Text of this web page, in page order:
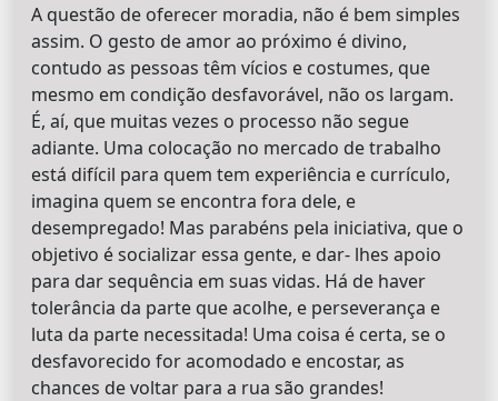
A questão de oferecer moradia, não é bem simples
assim. O gesto de amor ao próximo é divino,
contudo as pessoas têm vícios e costumes, que
mesmo em condição desfavorável, não os largam.
É, aí, que muitas vezes o processo não segue
adiante. Uma colocação no mercado de trabalho
está difícil para quem tem experiência e currículo,
imagina quem se encontra fora dele, e
desempregado! Mas parabéns pela iniciativa, que o
objetivo é socializar essa gente, e dar- lhes apoio
para dar sequência em suas vidas. Há de haver
tolerância da parte que acolhe, e perseverança e
luta da parte necessitada! Uma coisa é certa, se o
desfavorecido for acomodado e encostar, as
chances de voltar para a rua são grandes!